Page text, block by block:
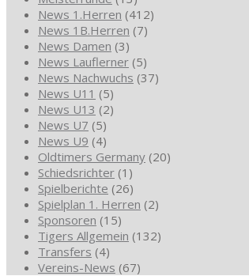
News 1.Herren (412)
News 1B.Herren (7)
News Damen (3)
News Lauflerner (5)
News Nachwuchs (37)
News U11 (5)
News U13 (2)
News U7 (5)
News U9 (4)
Oldtimers Germany (20)
Schiedsrichter (1)
Spielberichte (26)
Spielplan 1. Herren (2)
Sponsoren (15)
Tigers Allgemein (132)
Transfers (4)
Vereins-News (67)